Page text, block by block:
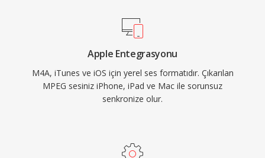
kapsar. Formatı tanımlayan üç somut avantaj:
eski kayıplı kodeklere kıyasla üstün kodlama
verimliliği, MP4 atom yapısı aracılığıyla zengin
üst veri (kapak resmi, bölümler, şarkı sözleri) ve
hem kayıplı hem kayıpsız iş akışlarına hizmet
Apple Entegrasyonu
M4A, iTunes ve iOS için yerel ses formatıdır. Çıkarılan
MPEG sesiniz iPhone, iPad ve Mac ile sorunsuz
senkronize olur.